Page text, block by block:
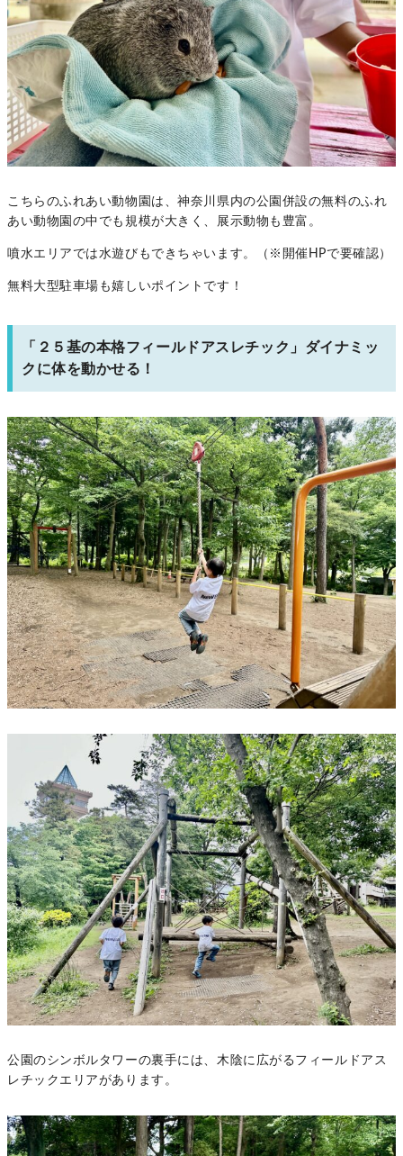
こちらのふれあい動物園は、神奈川県内の公園併設の無料のふれ
あい動物園の中でも規模が大きく、展示動物も豊富。
噴水エリアでは水遊びもできちゃいます。（※開催HPで要確認）
無料大型駐車場も嬉しいポイントです！
「２５基の本格フィールドアスレチック」ダイナミッ
クに体を動かせる！
公園のシンボルタワーの裏手には、木陰に広がるフィールドアス
レチックエリアがあります。